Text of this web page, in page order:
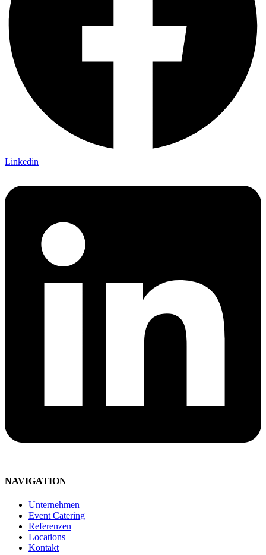
Linkedin
NAVIGATION
Unternehmen
Event Catering
Referenzen
Locations
Kontakt